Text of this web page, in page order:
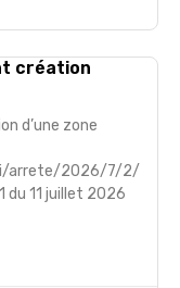
création
d’une zone
arrete/2026/7/2/
du 11 juillet 2026